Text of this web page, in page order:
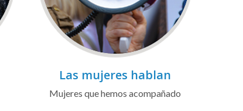
Las mujeres hablan
Mujeres que hemos acompañado